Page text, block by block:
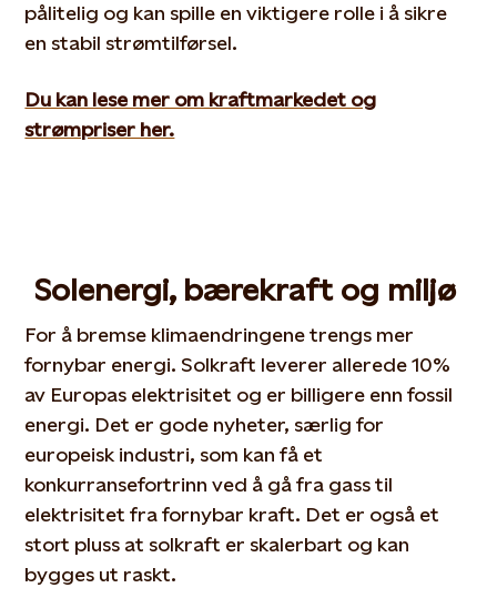
pålitelig og kan spille en viktigere rolle i å sikre
en stabil strømtilførsel.
Du kan lese mer om kraftmarkedet og
strømpriser her.
Solenergi, bærekraft og miljø
For å bremse klimaendringene trengs mer
fornybar energi. Solkraft leverer allerede 10%
av Europas elektrisitet og er billigere enn fossil
energi. Det er gode nyheter, særlig for
europeisk industri, som kan få et
konkurransefortrinn ved å gå fra gass til
elektrisitet fra fornybar kraft. Det er også et
stort pluss at solkraft er skalerbart og kan
bygges ut raskt.